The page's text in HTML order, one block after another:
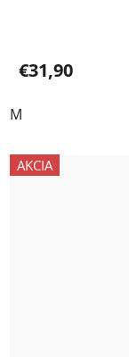
€31,90
M
AKCIA